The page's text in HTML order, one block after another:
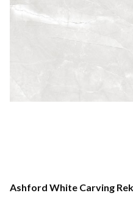
Ashford White Carving